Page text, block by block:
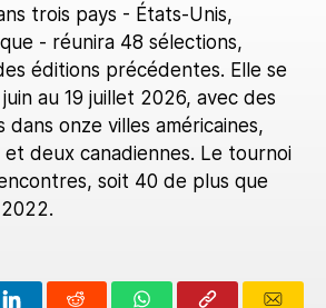
trois pays - États-Unis,
- réunira 48 sélections,
éditions précédentes. Elle se
au 19 juillet 2026, avec des
dans onze villes américaines,
et deux canadiennes. Le tournoi
soit 40 de plus que